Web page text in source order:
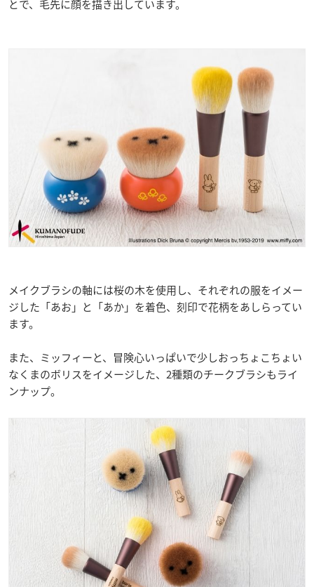
とで、毛先に顔を描き出しています。
メイクブラシの軸には桜の木を使用し、それぞれの服をイメー
ジした「あお」と「あか」を着色、刻印で花柄をあしらってい
ます。
また、ミッフィーと、冒険心いっぱいで少しおっちょこちょい
なくまのボリスをイメージした、2種類のチークブラシもライ
ンナップ。